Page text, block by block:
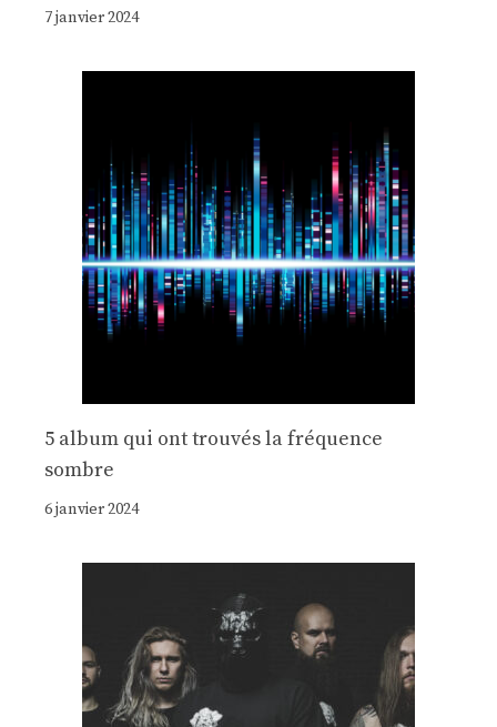
7 janvier 2024
5 album qui ont trouvés la fréquence
sombre
6 janvier 2024